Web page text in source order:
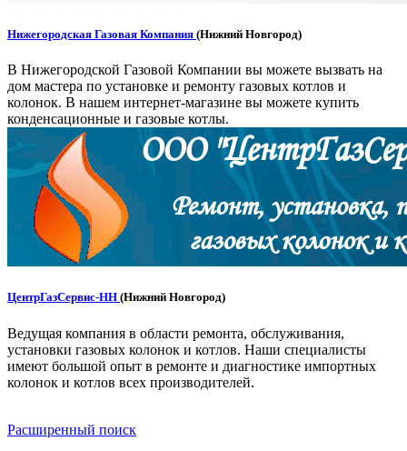
Нижегородская Газовая Компания (Нижний Новгород)
В Нижегородской Газовой Компании вы можете вызвать на
дом мастера по установке и ремонту газовых котлов и
колонок. В нашем интернет-магазине вы можете купить
конденсационные и газовые котлы.
ЦентрГазСервис-НН (Нижний Новгород)
Ведущая компания в области ремонта, обслуживания,
установки газовых колонок и котлов. Наши специалисты
имеют большой опыт в ремонте и диагностике импортных
колонок и котлов всех производителей.
Расширенный поиск